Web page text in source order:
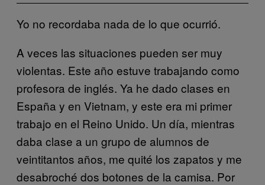
Yo no recordaba nada de lo que ocurrió.
A veces las situaciones pueden ser muy
violentas. Este año estuve trabajando como
profesora de inglés. Ya he dado clases en
España y en Vietnam, y este era mi primer
trabajo en el Reino Unido. Un día, mientras
daba clase a un grupo de alumnos de
veintitantos años, me quité los zapatos y me
desabroché dos botones de la camisa. Por